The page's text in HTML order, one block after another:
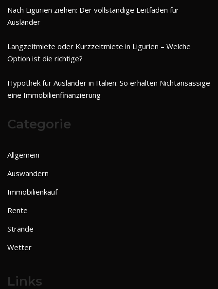
Nach Ligurien ziehen: Der vollständige Leitfaden für
Ausländer
Langzeitmiete oder Kurzzeitmiete in Ligurien – Welche
Option ist die richtige?
Hypothek für Ausländer in Italien: So erhalten Nichtansässige
eine Immobilienfinanzierung
Categorie
Allgemein
Auswandern
Immobilienkauf
Rente
Strände
Wetter
Links